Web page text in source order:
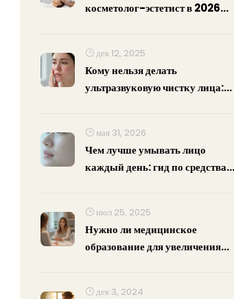
косметолог-эстетист в 2026
дек 12, 2025
Кому нельзя делать
ультразвуковую чистку лица:
мая 31, 2026
Чем лучше умывать лицо
каждый день: гид по средствам
июл 25, 2025
Нужно ли медицинское
образование для увеличения
дек 3, 2024